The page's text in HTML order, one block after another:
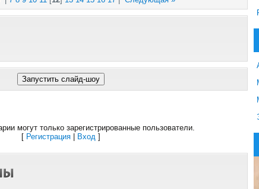
могут только зарегистрированные пользователи.
[ Регистрация| Вход]